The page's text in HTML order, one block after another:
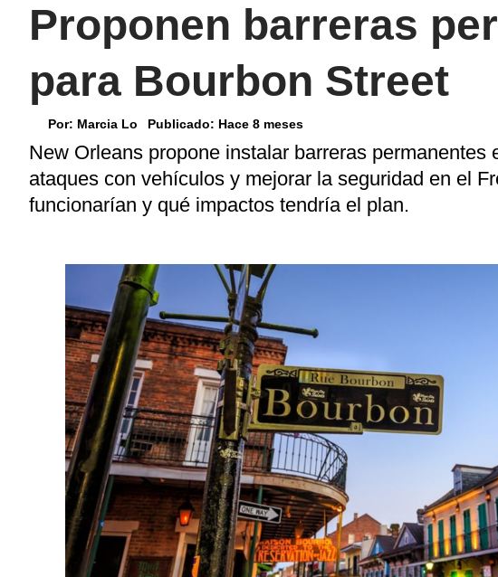
Proponen barreras
para Bourbon Street
Por: Marcia Lo Publicado: Hace 8 meses
New Orleans propone instalar barreras permanentes
ataques con vehículos y mejorar la seguridad en el
funcionarían y qué impactos tendría el plan.